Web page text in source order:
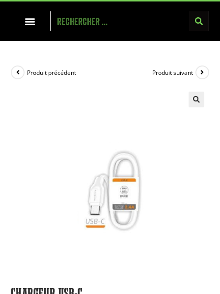
Produit précédent Produit suivant